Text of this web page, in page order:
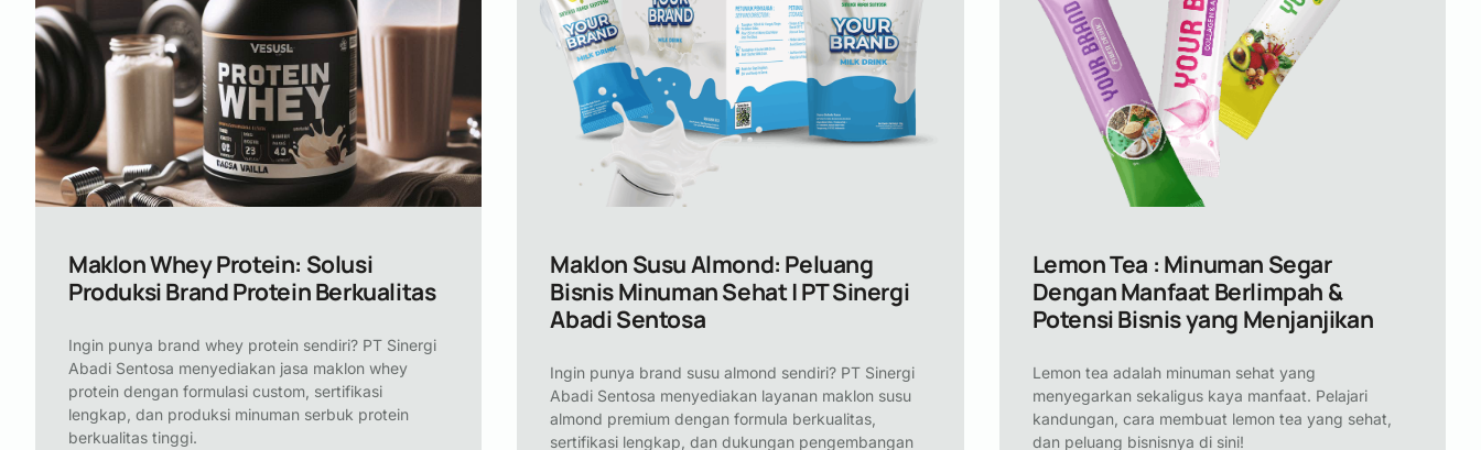
Maklon Whey Protein: Solusi
Produksi Brand Protein Berkualitas
Ingin punya brand whey protein sendiri? PT Sinergi
Abadi Sentosa menyediakan jasa maklon whey
protein dengan formulasi custom, sertifikasi
lengkap, dan produksi minuman serbuk protein
berkualitas tinggi.
Maklon Susu Almond: Peluang
Bisnis Minuman Sehat | PT Sinergi
Abadi Sentosa
Ingin punya brand susu almond sendiri? PT Sinergi
Abadi Sentosa menyediakan layanan maklon susu
almond premium dengan formula berkualitas,
sertifikasi lengkap, dan dukungan pengembangan
Lemon Tea : Minuman Segar
Dengan Manfaat Berlimpah &
Potensi Bisnis yang Menjanjikan
Lemon tea adalah minuman sehat yang
menyegarkan sekaligus kaya manfaat. Pelajari
kandungan, cara membuat lemon tea yang sehat,
dan peluang bisnisnya di sini!